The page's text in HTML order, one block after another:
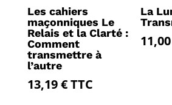
Les cahiers
maçonniques Le
Relais et la Clarté :
Comment
transmettre à
l’autre
13,19€TTC
La